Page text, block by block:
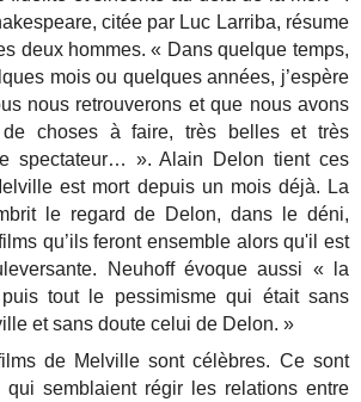
citée par Luc Larriba, résume
deux hommes.« Dans quelque temps,
mois ou quelques années, j’espère
nous retrouverons et que nous avons
de choses à faire, très belles et très
spectateur… ». Alain Delon tient ces
est mort depuis un mois déjà. La
le regard de Delon, dans le déni,
qu’ils feront ensemble alors qu'il est
Neuhoff évoque aussi « la
tout le pessimisme qui était sans
et sans doute celui de Delon. »
de Melville sont célèbres. Ce sont
semblaient régir les relations entre